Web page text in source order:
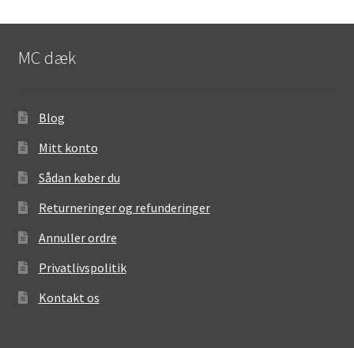
MC dæk
Blog
Mitt konto
Sådan køber du
Returneringer og refunderinger
Annuller ordre
Privatlivspolitik
Kontakt os